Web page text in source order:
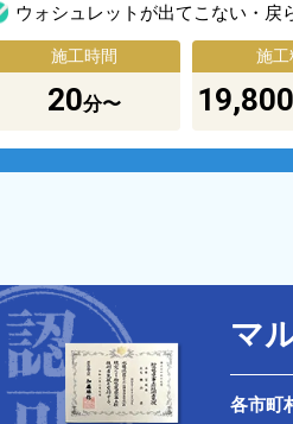
ウォシュレットが出てこない・戻
施工時間
20分〜
施工
19,800
マ
各市町